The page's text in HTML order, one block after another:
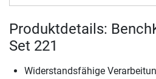
Produktdetails:
Set 221
Widerstandsfähige